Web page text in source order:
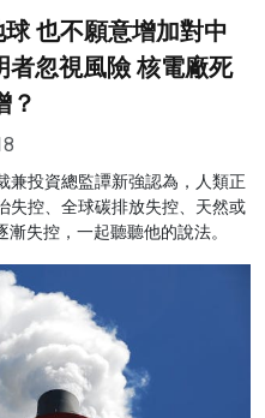
也不願意增加對中
者忽視風險 核電廠死
？
兼投資總監譚新強認為，人類正
失控、全球碳排放失控、天然或
失控，一起聽聽他的說法。